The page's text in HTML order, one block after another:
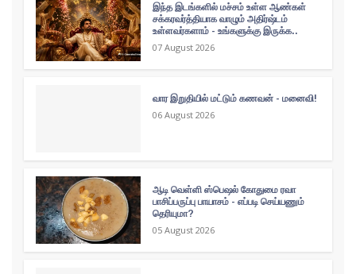
இந்த இடங்களில் மச்சம் உள்ள ஆண்கள்
சக்கரவர்த்தியாக வாழும் அதிர்ஷ்டம்
உள்ளவர்களாம் - உங்களுக்கு இருக்க..
07 August 2026
வார இறுதியில் மட்டும் கணவன் - மனைவி!
06 August 2026
ஆடி வெள்ளி ஸ்பெஷல் கோதுமை ரவா
பாசிப்பருப்பு பாயாசம் - எப்படி செய்யணும்
தெரியுமா?
05 August 2026